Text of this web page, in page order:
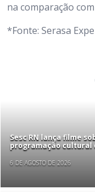
na comparação
*Fonte: Serasa
Sesc RN lança filme
programação cultural
6 DE AGOSTO DE 2026